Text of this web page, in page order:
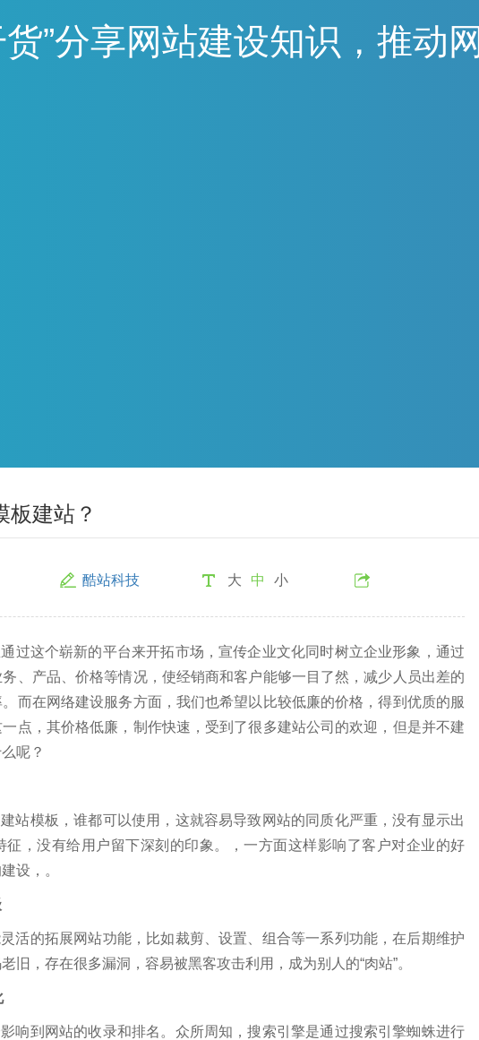
货”分享网站建设知识 ， 推动 网
板建站？
酷站科技 大 中 小
过这个崭新的平台来开拓市场，宣传企业文化同时树立企业形象，通过
、产品、价格等情况，使经销商和客户能够一目了然，减少人员出差的
而在网络建设服务方面，我们也希望以比较低廉的价格，得到优质的服
点，其价格低廉，制作快速，受到了很多建站公司的欢迎，但是并不建
呢？
模板，谁都可以使用，这就容易导致网站的同质化严重，没有显示出
征，没有给用户留下深刻的印象。，一方面这样影响了客户对企业的好
设，。
的拓展网站功能，比如裁剪、设置、组合等一系列功能，在后期维护
旧，存在很多漏洞，容易被黑客攻击利用，成为别人的“肉站”。
到网站的收录和排名。众所周知，搜索引擎是通过搜索引擎蜘蛛进行